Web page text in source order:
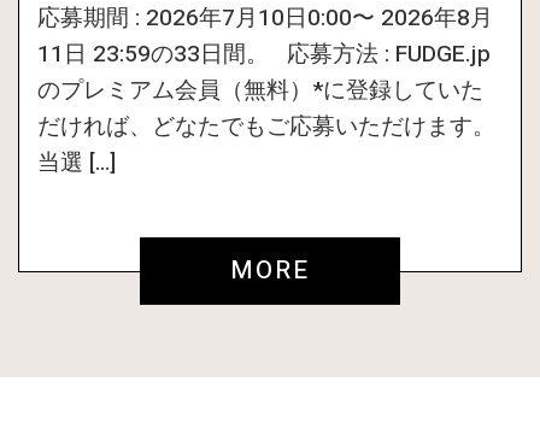
応募期間 : 2026年7月10日0:00〜 2026年8月
11日 23:59の33日間。 応募方法 : FUDGE.jp
のプレミアム会員（無料）*に登録していた
だければ、どなたでもご応募いただけます。
当選 […]
MORE